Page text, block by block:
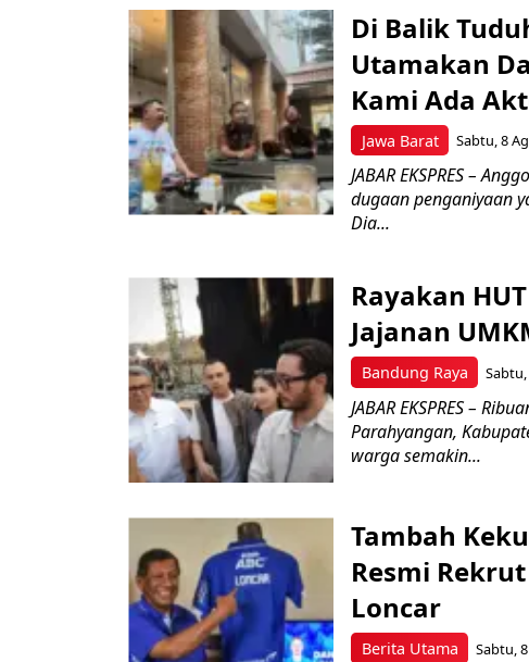
Jawa Barat
Di Balik
Utamakan
Kami Ada
Sabtu, 8
JABAR EKSPRES –
dugaan penganiyaan
Dia...
Bandung Raya
Rayakan
Jajanan
Sabtu,
JABAR EKSPRES –
Parahyangan,
warga semakin...
Berita Utama
Tambah
Resmi
Loncar
Sabtu,